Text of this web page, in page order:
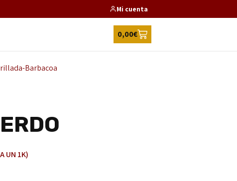
Mi cuenta
0,00€
Barbacoa
UN 1K)